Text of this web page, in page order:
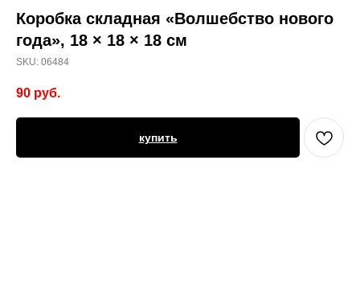
Коробка складная «Волшебство нового
года», 18 × 18 × 18 см
SKU: 06484
90 руб.
купить